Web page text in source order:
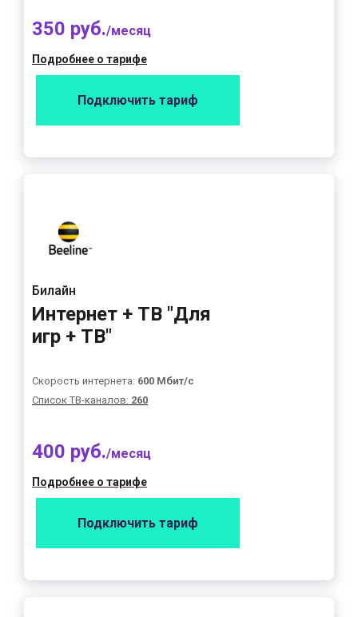
350 руб./месяц
Подробнее о тарифе
Подключить тариф
Билайн
Интернет + ТВ "Для
игр + ТВ"
Скорость интернета: 600 Мбит/с
Список ТВ-каналов: 260
400 руб./месяц
Подробнее о тарифе
Подключить тариф